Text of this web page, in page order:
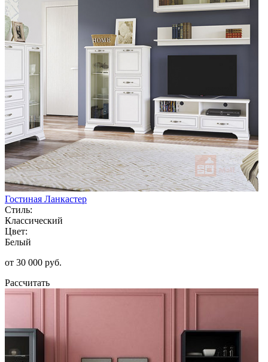
Гостиная Ланкастер
Стиль:
Классический
Цвет:
Белый
от 30 000 руб.
Рассчитать